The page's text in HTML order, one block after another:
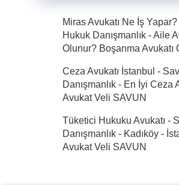
Miras Avukatı Ne İş
Hukuk Danışmanlık -Aile
Olunur? Boşanma Avukatı
Ceza Avukatı İstanbul -
Danışmanlık - En İyi Ceza
Avukat Veli SAVUN
Tüketici Hukuku Avukatı -
Danışmanlık - Kadıköy -
Avukat Veli SAVUN